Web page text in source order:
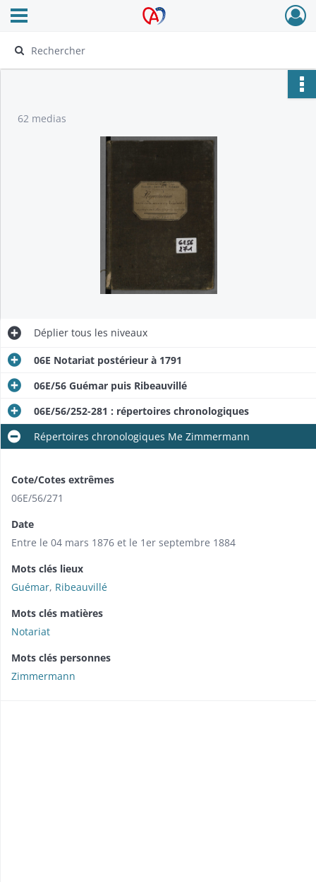
Archives Alsace - Colmar
Ouvrir le menu déroulant
62 medias
Déplier tous les niveaux
06E Notariat postérieur à 1791
06E/56 Guémar puis Ribeauvillé
06E/56/252-281 : répertoires chronologiques
Répertoires chronologiques Me Zimmermann
Cote/Cotes extrêmes
06E/56/271
Date
Entre le 04 mars 1876 et le 1er septembre 1884
Mots clés lieux
Guémar, Ribeauvillé
Mots clés matières
Notariat
Mots clés personnes
Zimmermann